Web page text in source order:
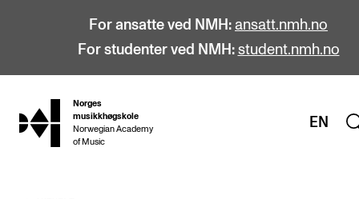
For ansatte ved NMH: ansatt.nmh.no
For studenter ved NMH: student.nmh.no
hjem
Norges
musikkhøgskole
Norwegian Academy
of Music
EN